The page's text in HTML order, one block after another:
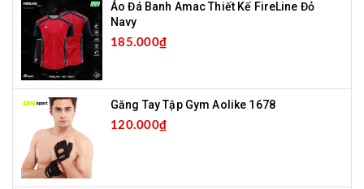
Áo Đá Banh Amac Thiết Kế FireLine Đỏ
Navy
185.000₫
Găng Tay Tập Gym Aolike 1678
120.000₫